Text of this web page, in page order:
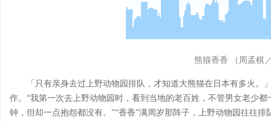
熊猫香香 （周孟棋
「只有亲身去过上野动物园排队，才知道大熊猫在日本有多火
作。“我第一次去上野动物园时，看到当地的老百姓，不管男女老少
钟，但却一点抱怨都没有。”“香香”满周岁那阵子，上野动物园往往